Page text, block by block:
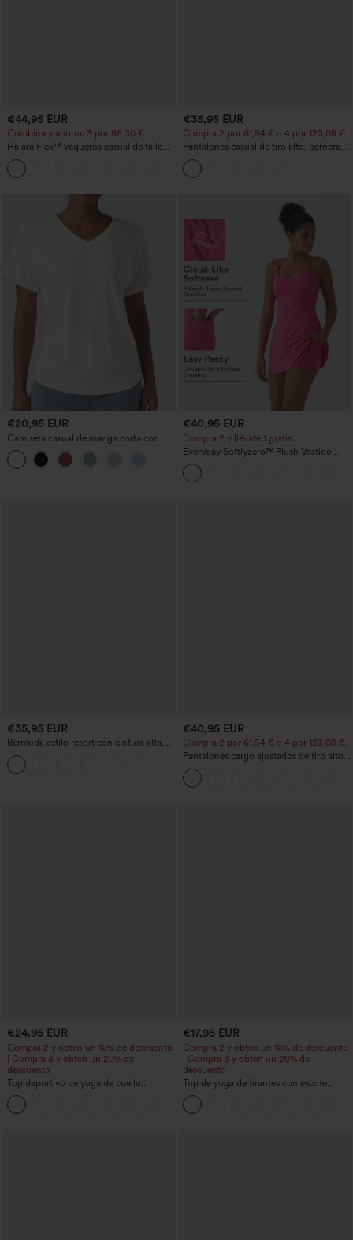
€44,95 EUR
Combina y ahorra: 3 por 88,30 €
Halara Flex™ vaqueros casual de talle
alto con bolsillos, estilo baggy de pierna
ancha, efecto lavado
€35,95 EUR
Compra 2 por 61,54 € o 4 por 123,08 €.
Pantalones casual de tiro alto, pernera
ancha y corte holgado, con bolsillos
€20,95 EUR
Camiseta casual de manga corta con
escote en V, fruncida y lisa
€40,95 EUR
Compra 2 y llévate 1 gratis
Everyday Softlyzero™ Plush Vestido
deportivo sin espalda 2 en 1
acampanado -Wannabe -Easy Peezy
€35,95 EUR
Bermuda estilo resort con cintura alta,
dobladillo remangado y efecto lino, 10'',
con bolsillos
€40,95 EUR
Compra 2 por 61,54 € o 4 por 123,08 €.
Pantalones cargo ajustados de tiro alto
con múltiples bolsillos y cremallera con
botones
€24,95 EUR
Compra 2 y obtén un 10% de descuento
| Compra 3 y obtén un 20% de
descuento
Top deportivo de yoga de cuello
redondo y manga corta, con fruncidos y
tacto fresco - UPF50+
€17,95 EUR
Compra 2 y obtén un 10% de descuento
| Compra 3 y obtén un 20% de
descuento
Top de yoga de tirantes con escote
redondo, fruncido y tacto fresco -
UPF50+